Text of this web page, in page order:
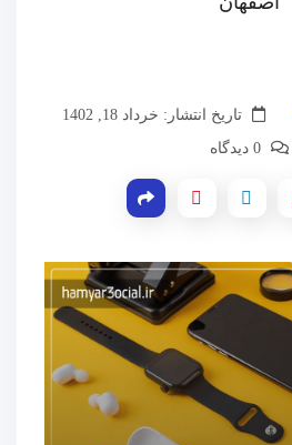
تاریخ انتشار: خرداد 18, 1402
0 دیدگاه